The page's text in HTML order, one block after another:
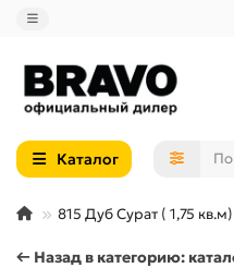
Каталог
815 Дуб Сурат ( 1,75 кв.м)
← Назад в категорию: